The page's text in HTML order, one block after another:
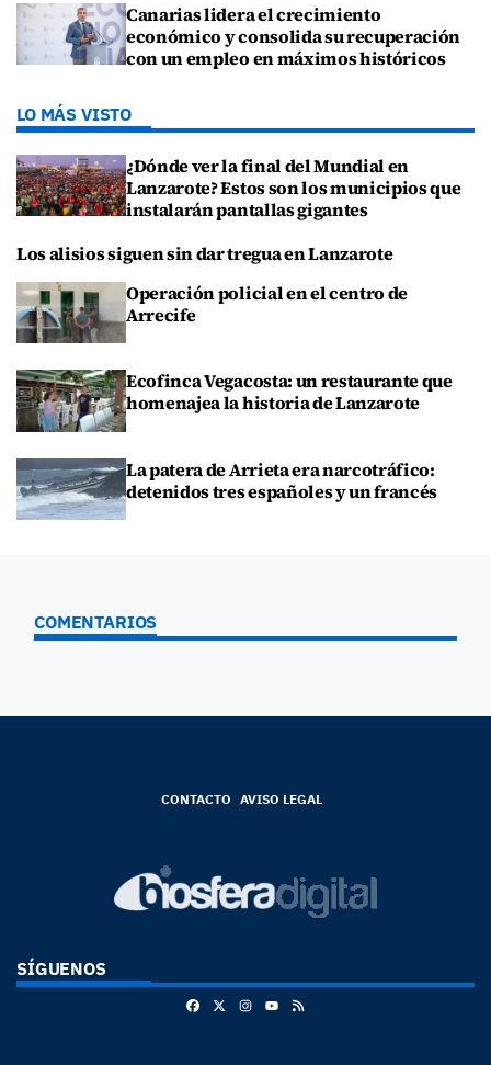
Canarias lidera el crecimiento
económico y consolida su recuperación
con un empleo en máximos históricos
LO MÁS VISTO
¿Dónde ver la final del Mundial en
Lanzarote? Estos son los municipios que
instalarán pantallas gigantes
Los alisios siguen sin dar tregua en Lanzarote
Operación policial en el centro de
Arrecife
Ecofinca Vegacosta: un restaurante que
homenajea la historia de Lanzarote
La patera de Arrieta era narcotráfico:
detenidos tres españoles y un francés
COMENTARIOS
CONTACTO AVISO LEGAL
SÍGUENOS
FacebookInstagram